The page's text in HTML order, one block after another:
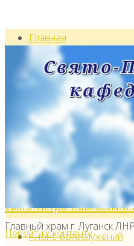
Главная
Анонс богослужений
Воскресная школа
История
Контакты
Личности
Святыни
Образ
Образа святых
Свято-Петро-
Главный храм г. Луганск ЛНР
Перейти к контенту
Анонс богослужений